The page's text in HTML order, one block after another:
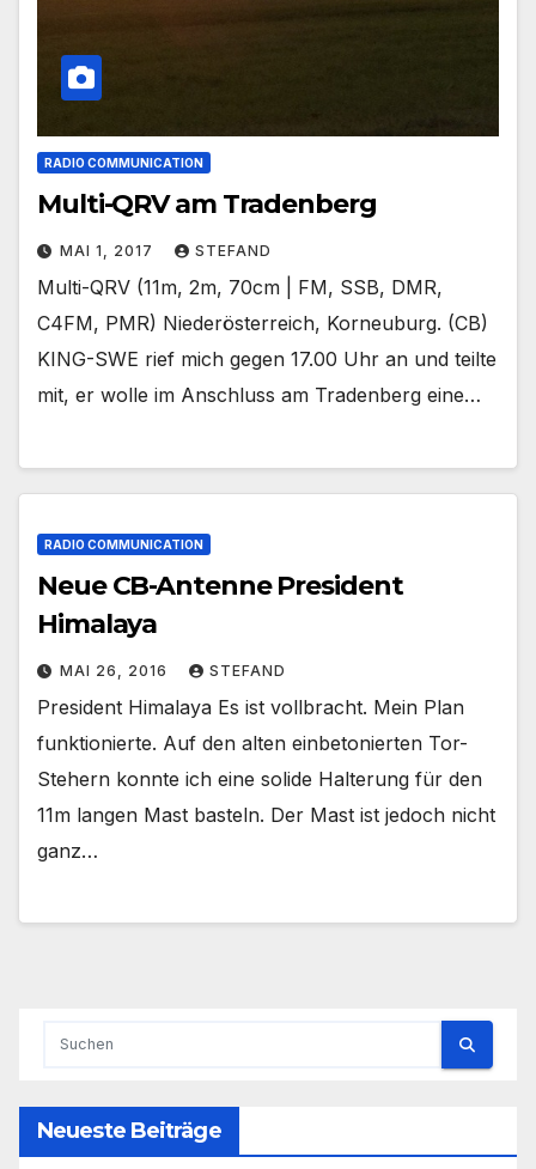
RADIO COMMUNICATION
Multi-QRV am Tradenberg
MAI 1, 2017 STEFAND
Multi-QRV (11m, 2m, 70cm | FM, SSB, DMR,
C4FM, PMR) Niederösterreich, Korneuburg. (CB)
KING-SWE rief mich gegen 17.00 Uhr an und teilte
mit, er wolle im Anschluss am Tradenberg eine…
RADIO COMMUNICATION
Neue CB-Antenne President
Himalaya
MAI 26, 2016 STEFAND
President Himalaya Es ist vollbracht. Mein Plan
funktionierte. Auf den alten einbetonierten Tor-
Stehern konnte ich eine solide Halterung für den
11m langen Mast basteln. Der Mast ist jedoch nicht
ganz…
Neueste Beiträge